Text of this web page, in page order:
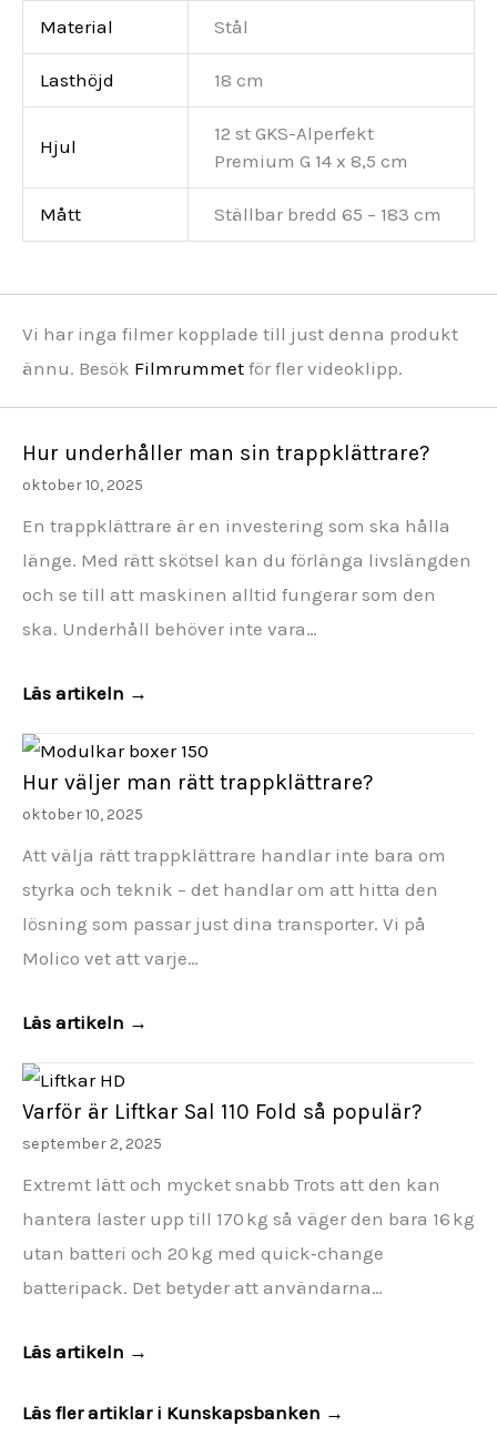
Material Stål
Lasthöjd 18 cm
Hjul
12 st GKS-Alperfekt
Premium G 14 x 8,5 cm
Mått Ställbar bredd 65 – 183 cm
Vi har inga filmer kopplade till just denna produkt
ännu. Besök Filmrummet för fler videoklipp.
Hur underhåller man sin trappklättrare?
oktober 10, 2025
En trappklättrare är en investering som ska hålla
länge. Med rätt skötsel kan du förlänga livslängden
och se till att maskinen alltid fungerar som den
ska. Underhåll behöver inte vara…
Läs artikeln →
Hur väljer man rätt trappklättrare?
oktober 10, 2025
Att välja rätt trappklättrare handlar inte bara om
styrka och teknik – det handlar om att hitta den
lösning som passar just dina transporter. Vi på
Molico vet att varje…
Läs artikeln →
Varför är Liftkar Sal 110 Fold så populär?
september 2, 2025
Extremt lätt och mycket snabb Trots att den kan
hantera laster upp till 170 kg så väger den bara 16 kg
utan batteri och 20 kg med quick‑change
batteripack. Det betyder att användarna…
Läs artikeln →
Läs fler artiklar i Kunskapsbanken →